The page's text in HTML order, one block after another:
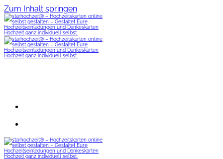
Zum Inhalt springen